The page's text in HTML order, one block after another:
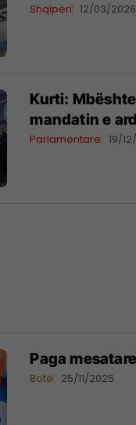
Shqipëri 12/03/2026
Kurti:
mandatin e
Parlamentare 19/
Paga
Botë 25/11/2025